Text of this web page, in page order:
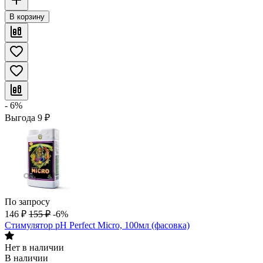
В корзину
- 6%
Выгода 9 ₽
По запросу
146 ₽ 155 ₽ -6%
Стимулятор pH Perfect Micro, 100мл (фасовка)
Нет в наличии
В наличии